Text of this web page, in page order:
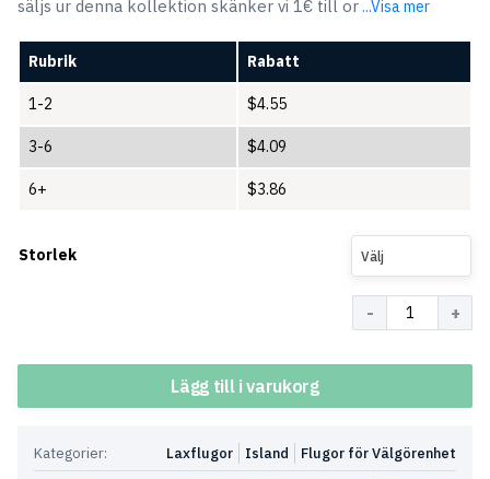
säljs ur denna kollektion skänker vi 1€ till or...Visa mer
Rubrik Rabatt
1-2 $4.55
3-6 $4.09
6+ $3.86
Storlek Välj
Lägg till i varukorg
Kategorier: Flugor för Välgörenhet
Island
Laxflugor